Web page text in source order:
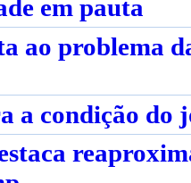
em pauta
ao problema
a condição do